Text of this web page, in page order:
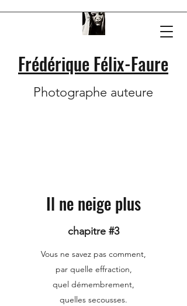
Frédérique Félix-Faure
Photographe auteure
Il ne neige plus
chapitre #3
Vous ne savez pas comment,
par quelle effraction,
quel démembrement,
quelles secousses.